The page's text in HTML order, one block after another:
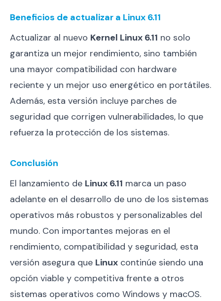
Beneficios de actualizar a Linux 6.11
Actualizar al nuevo Kernel Linux 6.11 no solo
garantiza un mejor rendimiento, sino también
una mayor compatibilidad con hardware
reciente y un mejor uso energético en portátiles.
Además, esta versión incluye parches de
seguridad que corrigen vulnerabilidades, lo que
refuerza la protección de los sistemas.
Conclusión
El lanzamiento de Linux 6.11 marca un paso
adelante en el desarrollo de uno de los sistemas
operativos más robustos y personalizables del
mundo. Con importantes mejoras en el
rendimiento, compatibilidad y seguridad, esta
versión asegura que Linux continúe siendo una
opción viable y competitiva frente a otros
sistemas operativos como Windows y macOS.